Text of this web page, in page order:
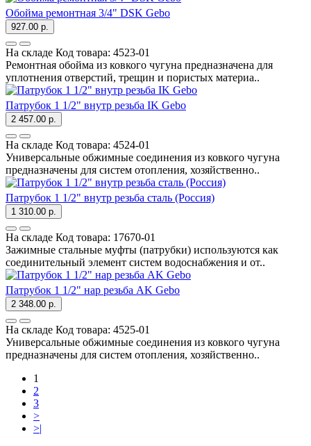
Обойма ремонтная 3/4" DSK Gebo
927.00 р.
На складе Код товара: 4523-01
Ремонтная обойма из ковкого чугуна предназначена для
уплотнения отверстий, трещин и пористых материа..
Патрубок 1 1/2" внутр резьба IK Gebo
2 457.00 р.
На складе Код товара: 4524-01
Универсальные обжимные соединения из ковкого чугуна
предназначены для систем отопления, хозяйственно..
Патрубок 1 1/2" внутр резьба сталь (Россия)
1 310.00 р.
На складе Код товара: 17670-01
Зажимные стальные муфты (патрубки) используются как
соединительный элемент систем водоснабжения и от..
Патрубок 1 1/2" нар резьба AK Gebo
2 348.00 р.
На складе Код товара: 4525-01
Универсальные обжимные соединения из ковкого чугуна
предназначены для систем отопления, хозяйственно..
1
2
3
>
>|